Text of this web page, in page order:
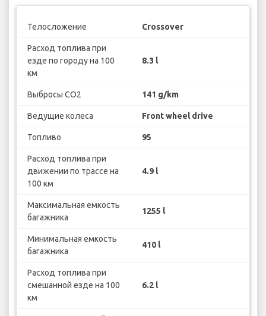
Телосложение Crossover
Расход топлива при
езде по городу на 100
км
8.3 l
Выбросы CO2 141 g/km
Ведущие колеса Front wheel drive
Топливо 95
Расход топлива при
движении по трассе на
100 км
4.9 l
Максимальная емкость
багажника
1255 l
Минимальная емкость
багажника
410 l
Расход топлива при
смешанной езде на 100
км
6.2 l